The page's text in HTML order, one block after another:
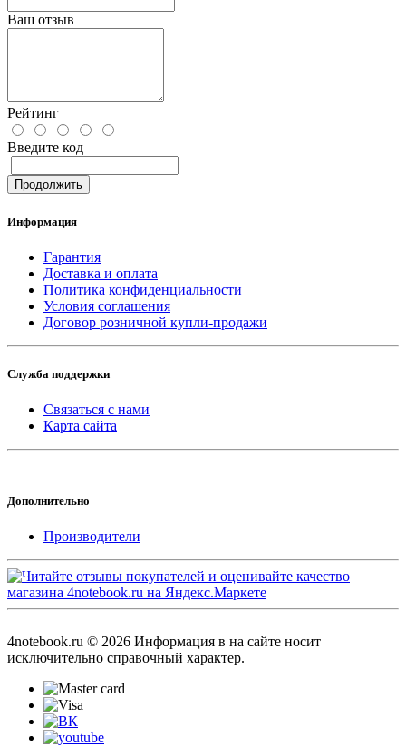
Ваш отзыв
Рейтинг
Введите код
Продолжить
Информация
Гарантия
Доставка и оплата
Политика конфиденциальности
Условия соглашения
Договор розничной купли-продажи
Служба поддержки
Связаться с нами
Карта сайта
Дополнительно
Производители
4notebook.ru © 2026 Информация в на сайте носит
исключительно справочный характер.